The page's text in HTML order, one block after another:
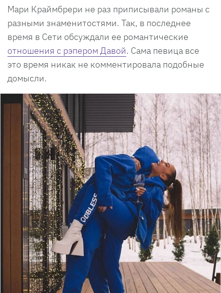
Мари Краймбрери не раз приписывали романы с
разными знаменитостями. Так, в последнее
время в Сети обсуждали ее романтические
отношения с рэпером Давой. Сама певица все
это время никак не комментировала подобные
домысли.